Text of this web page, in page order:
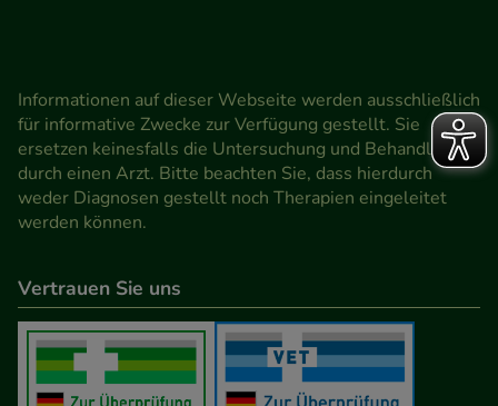
Informationen auf dieser Webseite werden ausschließlich
für informative Zwecke zur Verfügung gestellt. Sie
ersetzen keinesfalls die Untersuchung und Behandlung
durch einen Arzt. Bitte beachten Sie, dass hierdurch
weder Diagnosen gestellt noch Therapien eingeleitet
werden können.
Vertrauen Sie uns